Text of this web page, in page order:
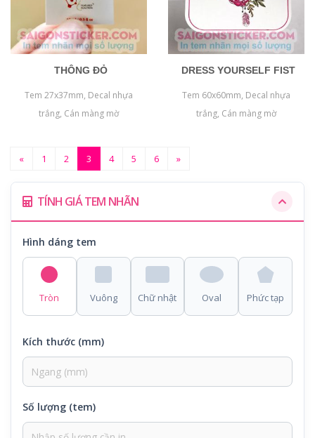
THÔNG ĐỎ
Tem 27x37mm, Decal nhựa
trắng, Cán màng mờ
DRESS YOURSELF FIST
Tem 60x60mm, Decal nhựa
trắng, Cán màng mờ
« 1 2 3 4 5 6 »
TÍNH GIÁ TEM NHÃN
Hình dáng tem
Tròn Vuông Chữ nhật Oval Phức tạp
Kích thước (mm)
Số lượng (tem)